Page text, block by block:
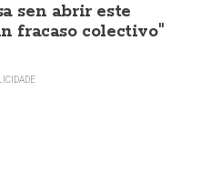
sen abrir este
fracaso colectivo"